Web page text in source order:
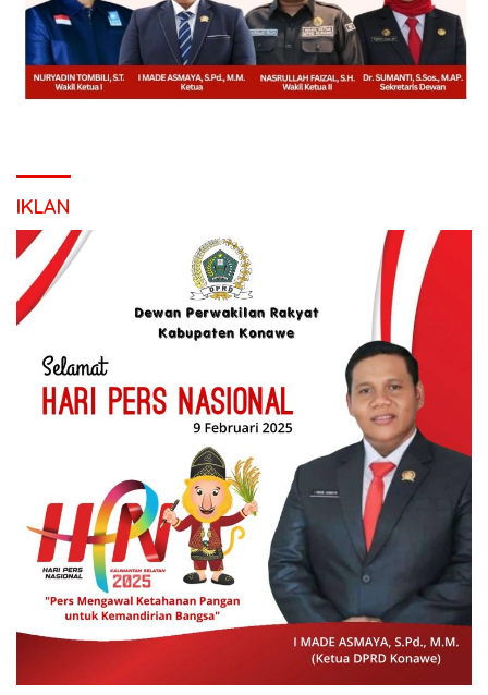
IKLAN